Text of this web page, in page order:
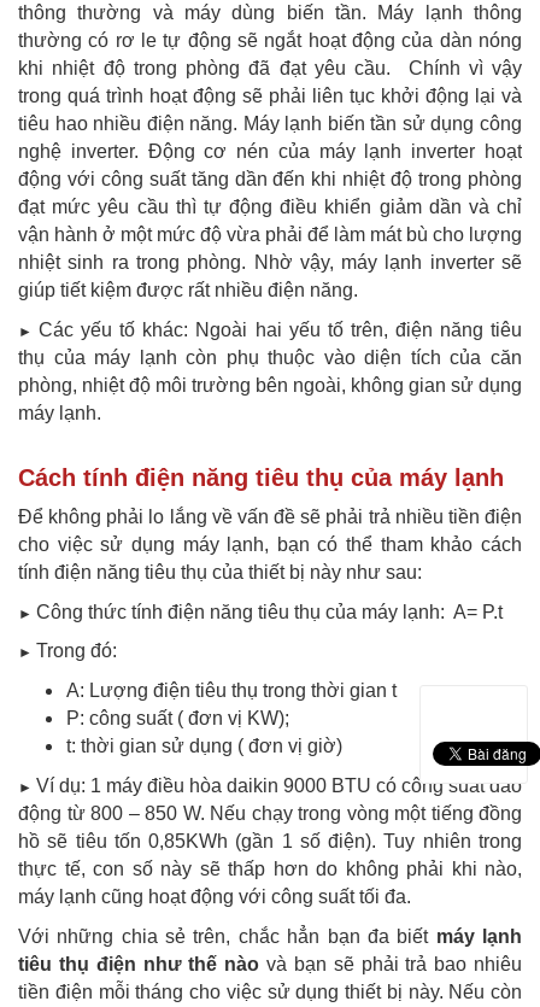
thông thường và máy dùng biến tần. Máy lạnh thông
thường có rơ le tự động sẽ ngắt hoạt động của dàn nóng
khi nhiệt độ trong phòng đã đạt yêu cầu. Chính vì vậy
trong quá trình hoạt động sẽ phải liên tục khởi động lại và
tiêu hao nhiều điện năng. Máy lạnh biến tần sử dụng công
nghệ inverter. Động cơ nén của máy lạnh inverter hoạt
động với công suất tăng dần đến khi nhiệt độ trong phòng
đạt mức yêu cầu thì tự động điều khiển giảm dần và chỉ
vận hành ở một mức độ vừa phải để làm mát bù cho lượng
nhiệt sinh ra trong phòng. Nhờ vậy, máy lạnh inverter sẽ
giúp tiết kiệm được rất nhiều điện năng.
►Các yếu tố khác: Ngoài hai yếu tố trên, điện năng tiêu
thụ của máy lạnh còn phụ thuộc vào diện tích của căn
phòng, nhiệt độ môi trường bên ngoài, không gian sử dụng
máy lạnh.
Cách tính điện năng tiêu thụ của máy lạnh
Để không phải lo lắng về vấn đề sẽ phải trả nhiều tiền điện
cho việc sử dụng máy lạnh, bạn có thể tham khảo cách
tính điện năng tiêu thụ của thiết bị này như sau:
► Công thức tính điện năng tiêu thụ của máy lạnh: A= P.t
► Trong đó:
A: Lượng điện tiêu thụ trong thời gian t
P: công suất ( đơn vị KW);
t: thời gian sử dụng ( đơn vị giờ)
► Ví dụ: 1 máy điều hòa daikin 9000 BTU có công suất dao
động từ 800 – 850 W. Nếu chạy trong vòng một tiếng đồng
hồ sẽ tiêu tốn 0,85KWh (gần 1 số điện). Tuy nhiên trong
thực tế, con số này sẽ thấp hơn do không phải khi nào,
máy lạnh cũng hoạt động với công suất tối đa.
Với những chia sẻ trên, chắc hẳn bạn đa biết máy lạnh
tiêu thụ điện như thế nào và bạn sẽ phải trả bao nhiêu
tiền điện mỗi tháng cho việc sử dụng thiết bị này. Nếu còn